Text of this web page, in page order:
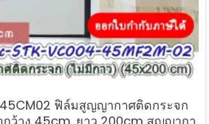
ฟิล์มสูญญากาศติดกระจก